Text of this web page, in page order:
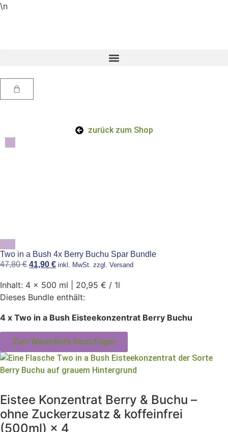
\n
zurück zum Shop
Two in a Bush 4x Berry Buchu Spar Bundle
47,80€ 41,90 € inkl. MwSt. zzgl. Versand
Inhalt: 4 x 500 ml | 20,95 € / 1l
Dieses Bundle enthält:
4 x Two in a Bush Eisteekonzentrat Berry Buchu
Zum Warenkorb hinzufügen
Eistee Konzentrat Berry & Buchu –
ohne Zuckerzusatz & koffeinfrei
(500ml) × 4